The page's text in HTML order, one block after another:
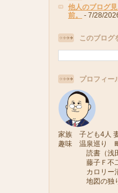
他人のブログ
前。
- 7/28/
このブログ
プロフィー
家族 子ども4人
趣味 温泉巡り
読書（浅田
藤子Ｆ不二
カロリー消
地図の独り